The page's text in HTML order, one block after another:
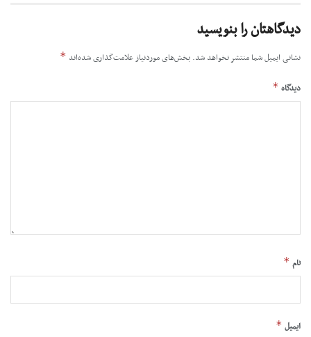
دیدگاهتان را بنویسید
نشانی ایمیل شما منتشر نخواهد شد. بخش‌های موردنیاز علامت‌گذاری شده‌اند *
دیدگاه *
نام *
ایمیل *